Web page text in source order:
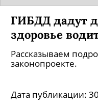
ГИБДД дадут
здоровье
Рассказываем
законопроекте.
Дата публикации: